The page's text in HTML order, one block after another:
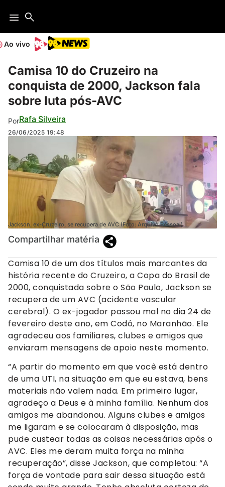
Ao vivo
Camisa 10 do Cruzeiro na
conquista de 2000, Jackson fala
sobre luta pós-AVC
PorRafa Silveira
26/06/2025 19:48
Jackson, ex-Cruzeiro, se recupera de AVC (Foto: Arquivo Pessoal)
Compartilhar matéria
Camisa 10 de um dos títulos mais marcantes da
história recente do Cruzeiro, a Copa do Brasil de
2000, conquistada sobre o São Paulo, Jackson se
recupera de um AVC (acidente vascular
cerebral). O ex-jogador passou mal no dia 24 de
fevereiro deste ano, em Codó, no Maranhão. Ele
agradeceu aos familiares, clubes e amigos que
enviaram mensagens de apoio neste momento.
“A partir do momento em que você está dentro
de uma UTI, na situação em que eu estava, bens
materiais não valem nada. Em primeiro lugar,
agradeço a Deus e à minha família. Nenhum dos
amigos me abandonou. Alguns clubes e amigos
me ligaram e se colocaram à disposição, mas
pude custear todas as coisas necessárias após o
AVC. Eles me deram muita força na minha
recuperação”, disse Jackson, que completou: “A
força de vontade para sair dessa situação está